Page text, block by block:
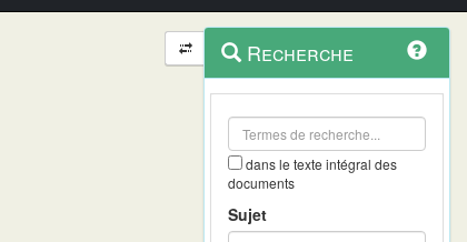
Navigation
et
outils
contextuel
Recherche
dans le texte intégral des
documents
Sujet